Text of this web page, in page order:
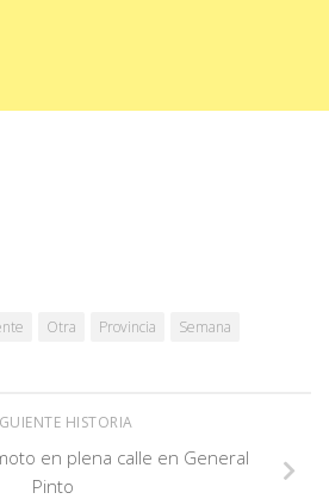
Otra Provincia Semana
HISTORIA
en plena calle en General
Pinto